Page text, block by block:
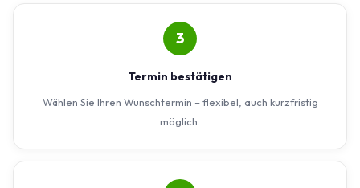
3
Termin bestätigen
Wählen Sie Ihren Wunschtermin – flexibel, auch kurzfristig
möglich.